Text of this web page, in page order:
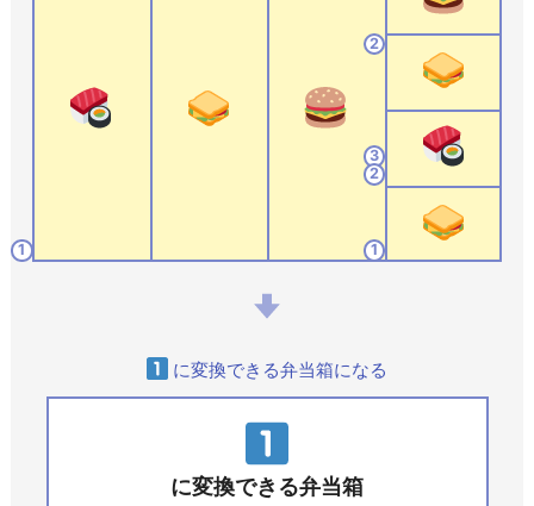
1
2
2
3
1
に変換できる弁当箱になる
に変換できる弁当箱